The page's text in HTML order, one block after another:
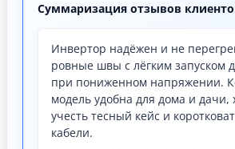
Суммаризация отзывов
Инвертор надёжен и не
ровные швы с лёгким запуском
при пониженном напряжении.
модель удобна для дома и дачи,
учесть тесный кейс и
кабели.